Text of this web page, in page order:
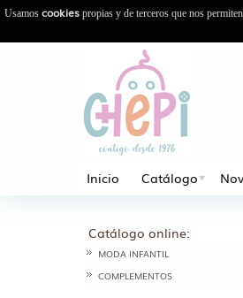
Inicio Catálogo
Catálogo online:
MODA INFANTIL
COMPLEMENTOS
Usamos cookies propias y de terceros que nos